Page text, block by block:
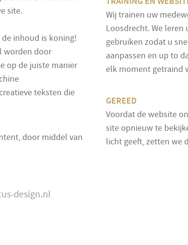
site.
inhoud is koning!
worden door
op de juiste manier
teksten die
door middel van
Wij trainen uw
Loosdrecht. We
gebruiken zodat u
aanpassen en up to
elk moment getraind
GEREED
Voordat de website
site opnieuw te
licht geeft, zetten we
design.nl